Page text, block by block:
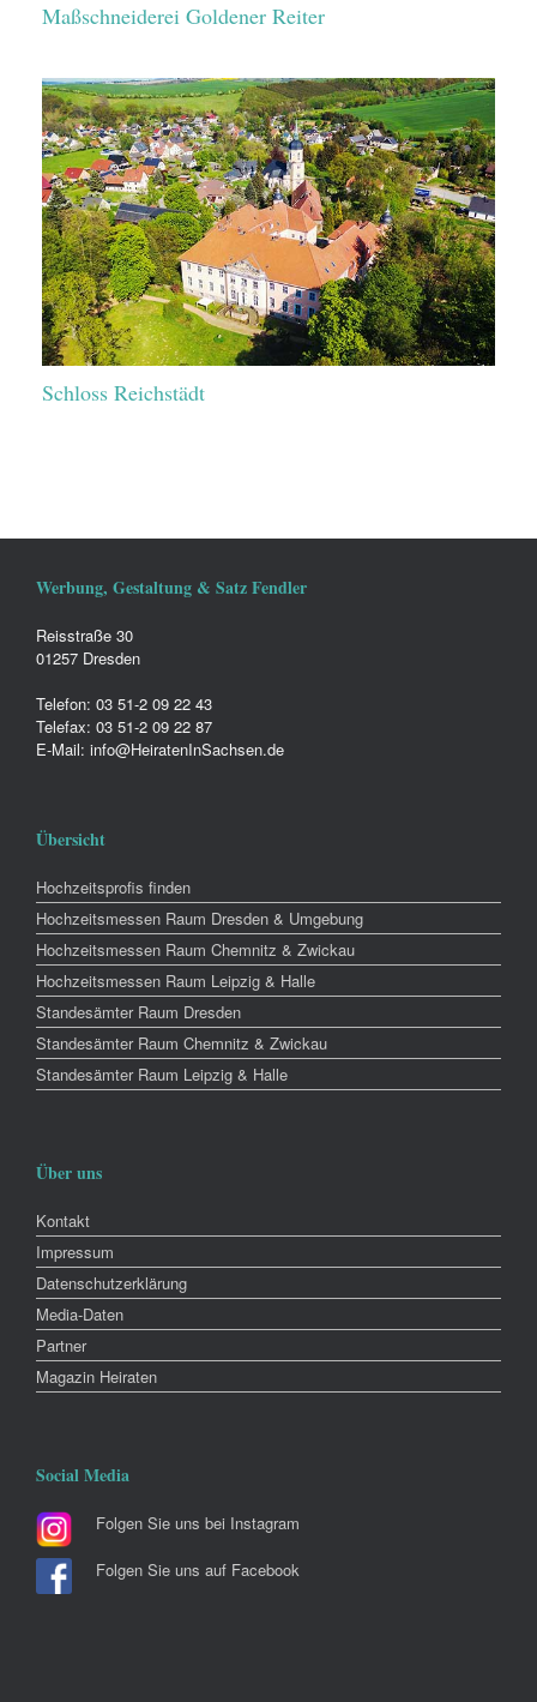
Maßschneiderei Goldener Reiter
Schloss Reichstädt
Werbung, Gestaltung & Satz Fendler
Reisstraße 30
01257 Dresden
Telefon: 03 51-2 09 22 43
Telefax: 03 51-2 09 22 87
E-Mail: info@HeiratenInSachsen.de
Übersicht
Hochzeitsprofis finden
Hochzeitsmessen Raum Dresden & Umgebung
Hochzeitsmessen Raum Chemnitz & Zwickau
Hochzeitsmessen Raum Leipzig & Halle
Standesämter Raum Dresden
Standesämter Raum Chemnitz & Zwickau
Standesämter Raum Leipzig & Halle
Über uns
Kontakt
Impressum
Datenschutzerklärung
Media-Daten
Partner
Magazin Heiraten
Social Media
Folgen Sie uns bei Instagram
Folgen Sie uns auf Facebook